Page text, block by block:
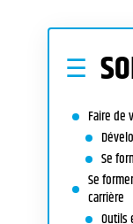
Faire de
Se
Se
carrière
Outils